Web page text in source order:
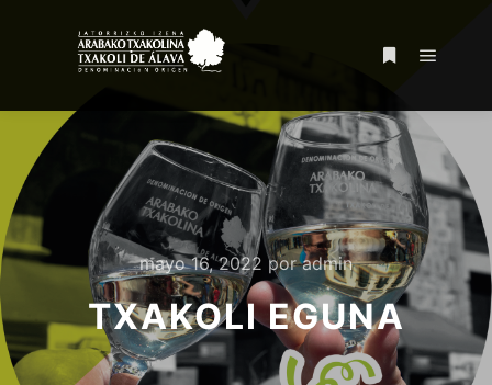
mayo 16, 2022 poradmin
TXAKOLI EGUNA